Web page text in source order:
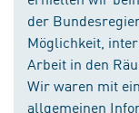
der
Möglichkeit,
Arbeit in den
Wir waren mit
allgemeinen